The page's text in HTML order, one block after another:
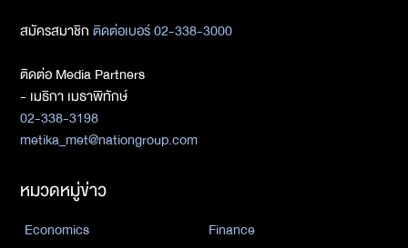
สมัครสมาชิกติดต่อเบอร์ 02-338-3000
ติดต่อ Media Partners
- เมธิกา เมธาพิทักษ์
02-338-3198
metika_met@nationgroup.com
หมวดหมู่ข่าว
Economics
Finance